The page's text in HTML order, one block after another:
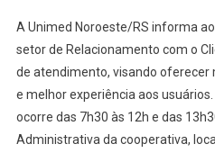
A Unimed Noroeste/RS informa
setor de Relacionamento com o
de atendimento, visando oferecer
e melhor experiência aos
ocorre das 7h30 às 12h e das
Administrativa da cooperativa,